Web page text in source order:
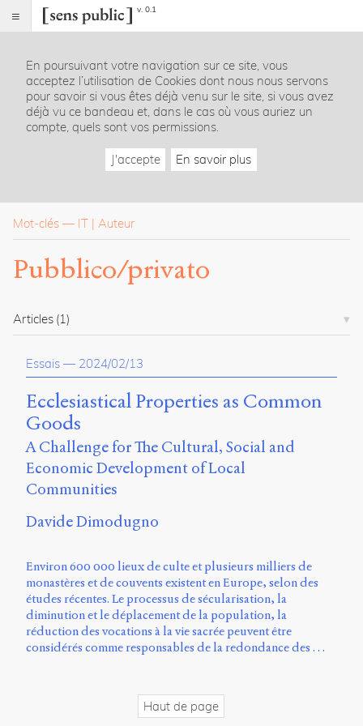
v. 0.1
Index
Rubriques
Essais
La
revue
Présentation
Publier
À
propos
du
site
Archipel
En
ligne
de
Sherbrooke
Campus
de
Longueuil
Local
En poursuivant votre navigation sur ce site, vous
acceptez l’utilisation de Cookies dont nous nous servons
pour savoir si vous êtes déjà venu sur le site, si vous avez
déjà vu ce bandeau et, dans le cas où vous auriez un
compte, quels sont vos permissions.
J'accepte En savoir plus
Mot-clés — IT Auteur
Pubblico/privato
Articles (1)
Essais — 2024/02/13
Ecclesiastical Properties as Common
Goods
A Challenge for The Cultural, Social and
Economic Development of Local
Communities
Davide Dimodugno
Environ 600 000 lieux de culte et plusieurs milliers de
monastères et de couvents existent en Europe, selon des
études récentes. Le processus de sécularisation, la
diminution et le déplacement de la population, la
réduction des vocations à la vie sacrée peuvent être
considérés comme responsables de la redondance des …
Haut de page